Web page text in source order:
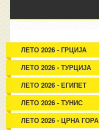
ЛЕТО 2026 - ГРЦИЈА
ЛЕТО 2026 - ТУРЦИЈА
ЛЕТО 2026 - ЕГИПЕТ
ЛЕТО 2026 - ТУНИС
ЛЕТО 2026 - ЦРНА ГОРА